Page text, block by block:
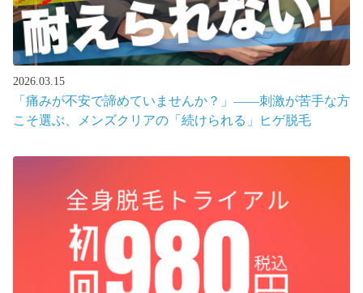
2026.03.15
「痛みが不安で諦めていませんか？」――刺激が苦手な方
こそ選ぶ、メンズクリアの「続けられる」ヒゲ脱毛